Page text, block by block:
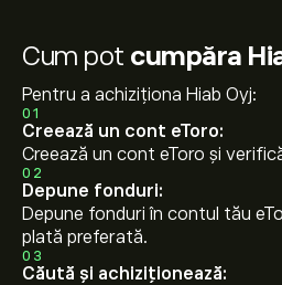
Cum pot cumpăra
Pentru a achiziționa Hiab Oyj:
01
Creează un cont eToro:
Creează un cont eToro și
02
Depune fonduri:
Depune fonduri în contul tău
plată preferată.
03
Căută și achiziționează: